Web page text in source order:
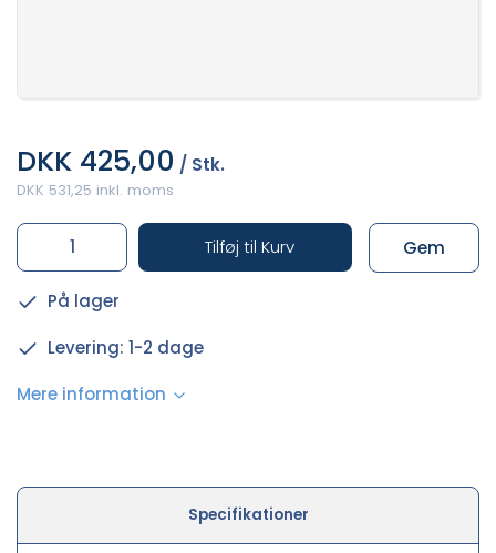
DKK 425,00 / Stk.
DKK 531,25 inkl. moms
Tilføj til Kurv Gem
På lager
Levering: 1-2 dage
Mere information
Specifikationer